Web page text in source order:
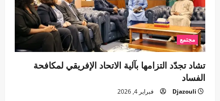
مجتمع
تشاد تجدّد التزامها بآلية الاتحاد الإفريقي لمكافحة
الفساد
Djazouli فبراير 4, 2026